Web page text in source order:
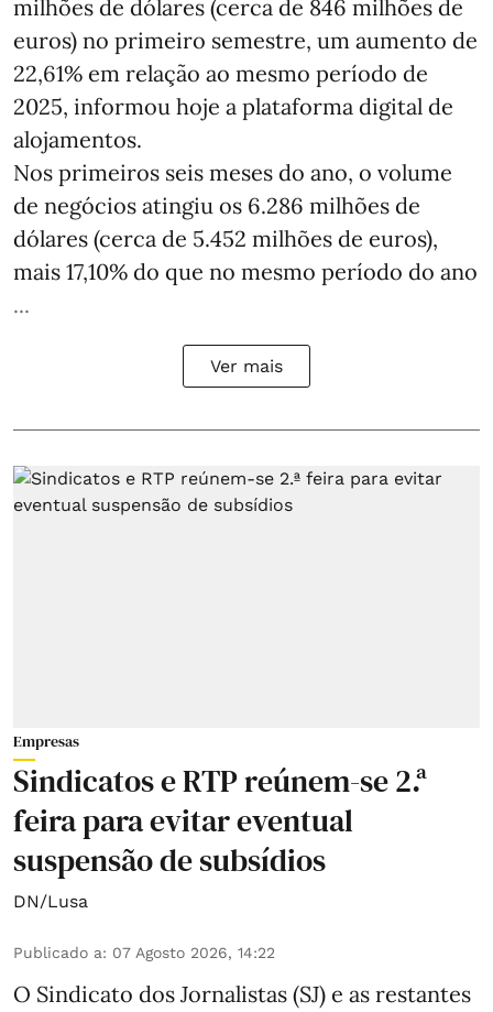
milhões de dólares (cerca de 846 milhões de
euros) no primeiro semestre, um aumento de
22,61% em relação ao mesmo período de
2025, informou hoje a plataforma digital de
alojamentos.
Nos primeiros seis meses do ano, o volume
de negócios atingiu os 6.286 milhões de
dólares (cerca de 5.452 milhões de euros),
mais 17,10% do que no mesmo período do ano
...
Ver mais
Empresas
Sindicatos e RTP reúnem-se 2.ª
feira para evitar eventual
suspensão de subsídios
DN/Lusa
Publicado a: 07 Agosto 2026, 14:22
O Sindicato dos Jornalistas (SJ) e as restantes